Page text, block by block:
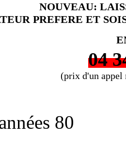
NOUVEAU:
PREFERE ET
04
(prix d'un appel
80